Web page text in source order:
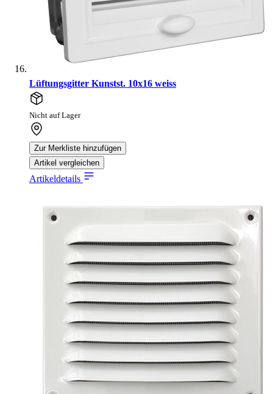
Lüftungsgitter Kunstst. 10x16 weiss
Nicht auf Lager
Zur Merkliste hinzufügen
Artikel vergleichen
Artikeldetails